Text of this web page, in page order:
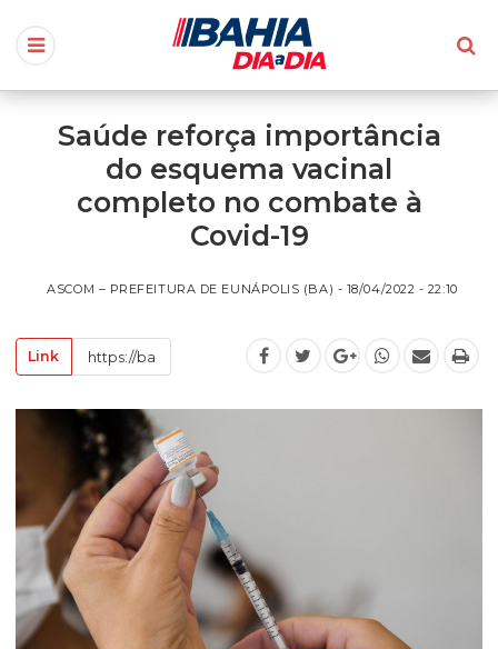
Saúde reforça importância
do esquema vacinal
completo no combate à
Covid-19
ASCOM – PREFEITURA DE EUNÁPOLIS (BA) - 18/04/2022 - 22:10
Link